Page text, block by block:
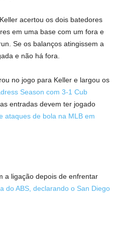
acertou os dois batedores
em uma base com um fora e
Se os balanços atingissem a
e não há fora.
no jogo para Keller e largou os
Season com 3-1 Cub
entradas devem ter jogado
ataques de bola na MLB em
a ligação depois de enfrentar
do ABS, declarando o San Diego